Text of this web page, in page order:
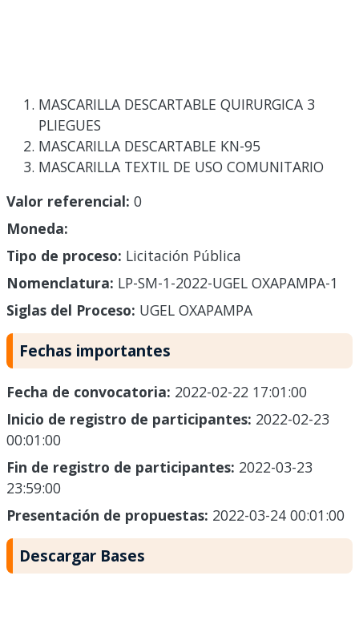
MASCARILLA DESCARTABLE QUIRURGICA 3
PLIEGUES
MASCARILLA DESCARTABLE KN-95
MASCARILLA TEXTIL DE USO COMUNITARIO
Valor referencial: 0
Moneda:
Tipo de proceso: Licitación Pública
Nomenclatura: LP-SM-1-2022-UGEL OXAPAMPA-1
Siglas del Proceso: UGEL OXAPAMPA
Fechas importantes
Fecha de convocatoria: 2022-02-22 17:01:00
Inicio de registro de participantes: 2022-02-23
00:01:00
Fin de registro de participantes: 2022-03-23
23:59:00
Presentación de propuestas: 2022-03-24 00:01:00
Descargar Bases